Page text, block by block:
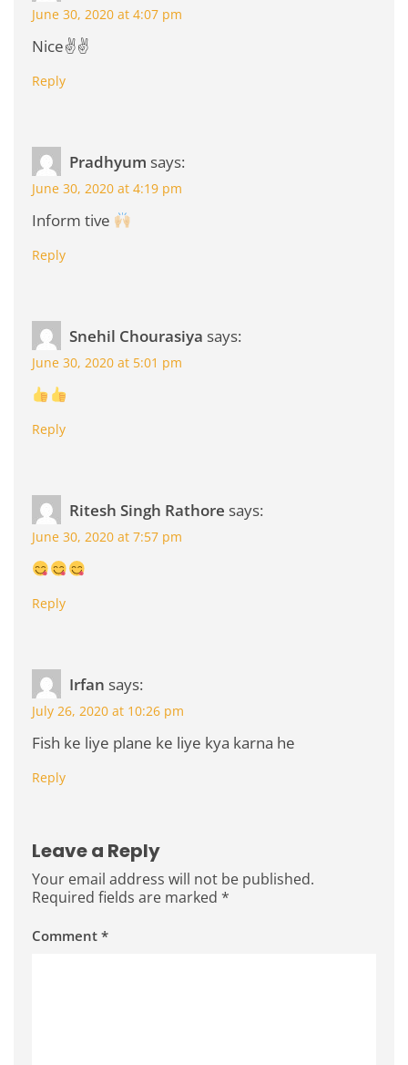
June 30, 2020 at 4:07 pm
Nice✌✌
Reply
Pradhyum says:
June 30, 2020 at 4:19 pm
Inform tive
Reply
Snehil Chourasiya says:
June 30, 2020 at 5:01 pm
Reply
Ritesh Singh Rathore says:
June 30, 2020 at 7:57 pm
Reply
Irfan says:
July 26, 2020 at 10:26 pm
Fish ke liye plane ke liye kya karna he
Reply
Leave a Reply
Your email address will not be published.
Required fields are marked *
Comment *